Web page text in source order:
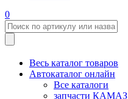
0
Весь каталог товаров
Автокаталог онлайн
Все каталоги
запчасти КАМАЗ